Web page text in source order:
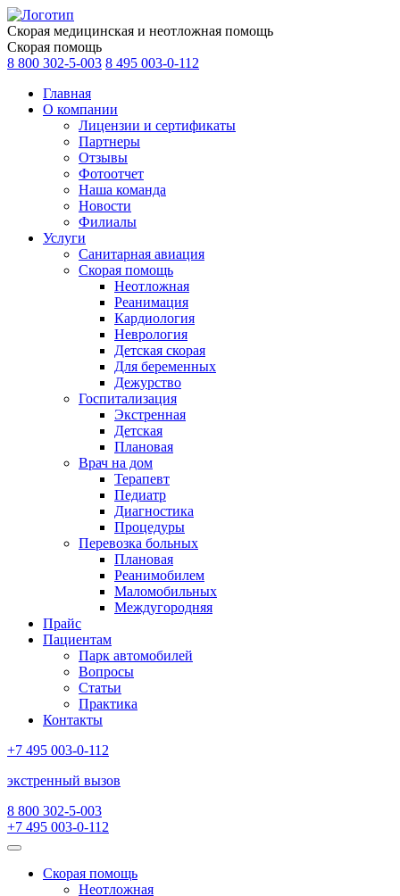
Скорая медицинская и неотложная помощь
Скорая помощь
8 800 302-5-003 8 495 003-0-112
Главная
О компании
Лицензии и сертификаты
Партнеры
Отзывы
Фотоотчет
Наша команда
Новости
Филиалы
Услуги
Санитарная авиация
Скорая помощь
Неотложная
Реанимация
Кардиология
Неврология
Детская скорая
Для беременных
Дежурство
Госпитализация
Экстренная
Детская
Плановая
Врач на дом
Терапевт
Педиатр
Диагностика
Процедуры
Перевозка больных
Плановая
Реанимобилем
Маломобильных
Междугородняя
Прайс
Пациентам
Парк автомобилей
Вопросы
Статьи
Практика
Контакты
+7 495 003-0-112
экстренный вызов
8 800 302-5-003
+7 495 003-0-112
Скорая помощь
Неотложная